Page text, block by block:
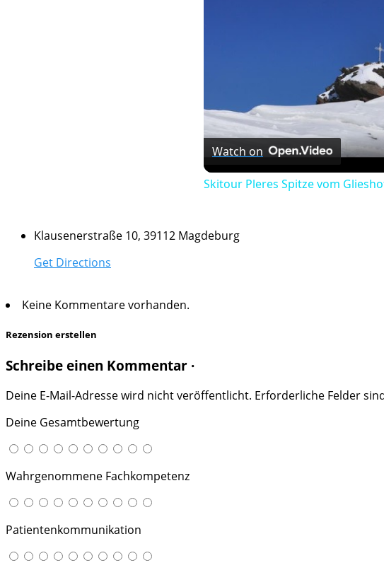
Watch on
Skitour Pleres Spitze vom
Klausenerstraße 10, 39112 Magdeburg
Get Directions
Keine Kommentare vorhanden.
Rezension erstellen
Schreibe einen Kommentar ·
Deine E-Mail-Adresse wird nicht veröffentlicht. Erforderliche Felder
Deine Gesamtbewertung
Wahrgenommene Fachkompetenz
Patientenkommunikation